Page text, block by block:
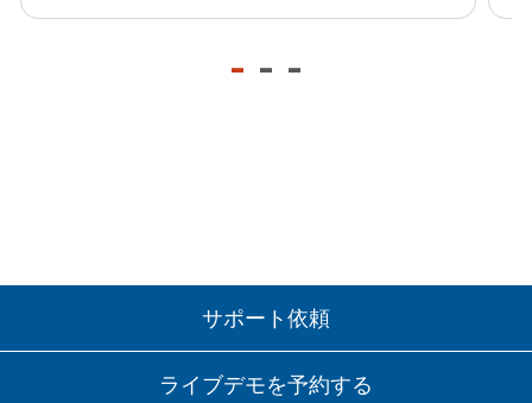
- - -
サポート依頼
ライブデモを予約する